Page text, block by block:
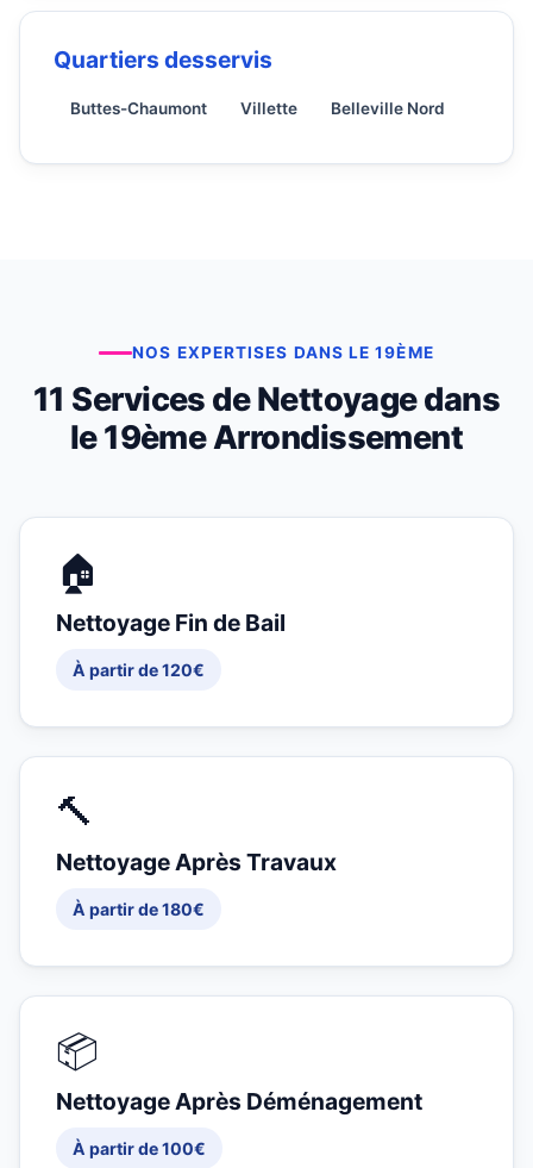
Quartiers desservis
Buttes-Chaumont Villette Belleville Nord
NOS EXPERTISES DANS LE 19ÈME
11 Services de Nettoyage dans
le 19ème Arrondissement
🏠
Nettoyage Fin de Bail
À partir de 120€
🔨
Nettoyage Après Travaux
À partir de 180€
📦
Nettoyage Après Déménagement
À partir de 100€